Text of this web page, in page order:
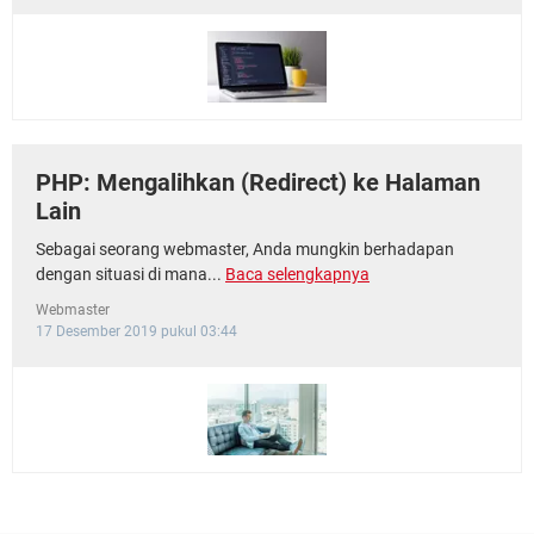
PHP: Mengalihkan (Redirect) ke Halaman
Lain
Sebagai seorang webmaster, Anda mungkin berhadapan
dengan situasi di mana... Baca selengkapnya
Webmaster
17 Desember 2019 pukul 03:44